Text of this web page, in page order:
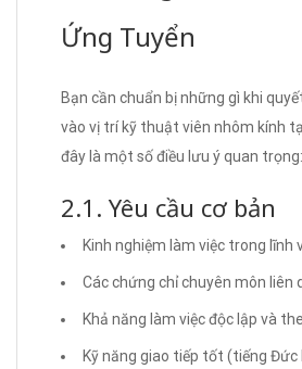
Ứng Tuyển
Bạn cần chuẩn bị những gì khi
vào vị trí kỹ thuật viên nhôm kính
đây là một số điều lưu ý quan trọng:
2.1. Yêu cầu cơ bản
Kinh nghiệm làm việc trong lĩnh
Các chứng chỉ chuyên môn liên
Khả năng làm việc độc lập và
Kỹ năng giao tiếp tốt (tiếng Đức